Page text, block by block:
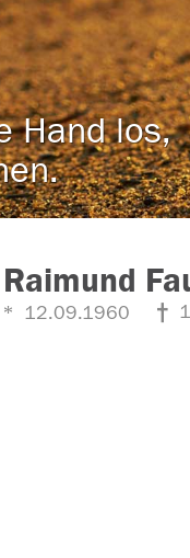
Hand los,
Raimund
12.09.1960